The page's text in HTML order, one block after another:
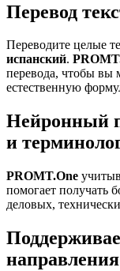
Перевод
Переводите целые
испанский.
перевода, чтобы вы
естественную
Нейронный
и
PROMT.One
помогает получать
деловых,